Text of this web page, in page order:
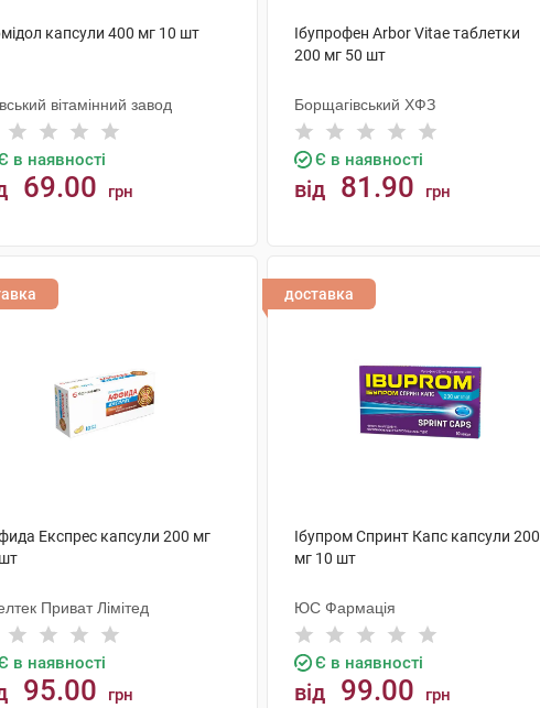
капсули 400 мг 10 шт
вітамінний завод
в наявності
69.00 грн
Ібупрофен Arbor Vitae таблетки
200 мг 50 шт
Борщагівський ХФЗ
Є в наявності
від 81.90 грн
Експрес капсули 200 мг
Приват Лімітед
в наявності
95.00 грн
доставка
Ібупром Спринт Капс капсули 200
мг 10 шт
ЮС Фармація
Є в наявності
від 99.00 грн